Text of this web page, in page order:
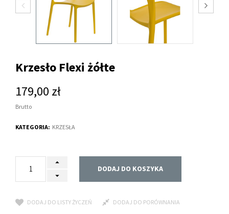
Krzesło Flexi żółte
179,00 zł
Brutto
KATEGORIA: KRZESŁA
DODAJ DO KOSZYKA
DODAJ DO LISTY ŻYCZEŃ DODAJ DO PORÓWNANIA